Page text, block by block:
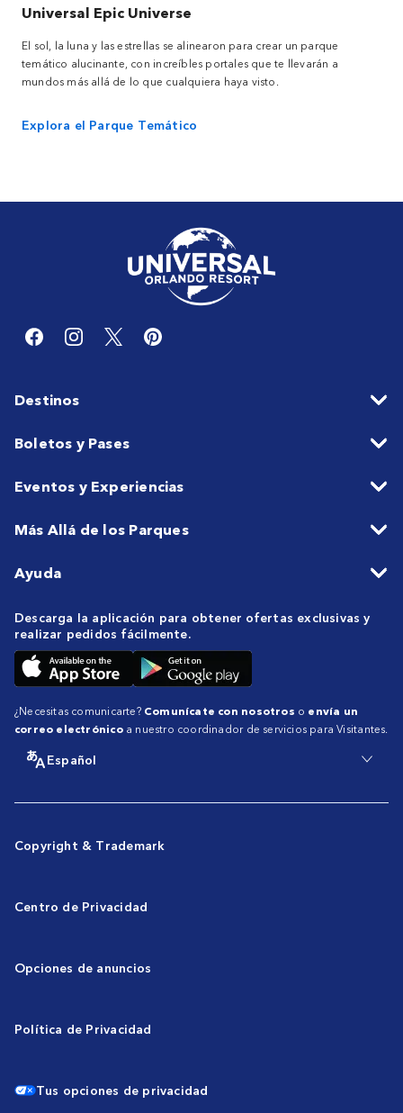
Universal Epic Universe
El sol, la luna y las estrellas se alinearon para crear un parque
temático alucinante, con increíbles portales que te llevarán a
mundos más allá de lo que cualquiera haya visto.
Explora el Parque Temático
Destinos
Boletos y Pases
Eventos y Experiencias
Más Allá de los Parques
Ayuda
Descarga la aplicación para obtener ofertas exclusivas y
realizar pedidos fácilmente.
¿Necesitas comunicarte? Comunícate con nosotros o envía un
correo electrónicoa nuestro coordinador de servicios para Visitantes.
Español
Copyright & Trademark
Centro de Privacidad
Opciones de anuncios
Política de Privacidad
Tus opciones de privacidad